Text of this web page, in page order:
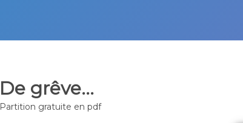
De grêve...
Partition gratuite en pdf